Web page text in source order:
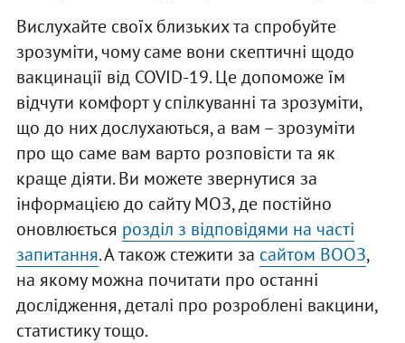
Вислухайте своїх близьких та спробуйте
зрозуміти, чому саме вони скептичні щодо
вакцинації від COVID-19. Це допоможе їм
відчути комфорт у спілкуванні та зрозуміти,
що до них дослухаються, а вам – зрозуміти
про що саме вам варто розповісти та як
краще діяти. Ви можете звернутися за
інформацією до сайту МОЗ, де постійно
оновлюється розділ з відповідями на часті
запитання. А також стежити за сайтом ВООЗ,
на якому можна почитати про останні
дослідження, деталі про розроблені вакцини,
статистику тощо.